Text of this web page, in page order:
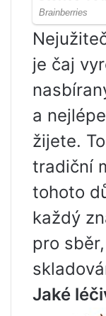
je čaj
a
žijete.
tradiční
tohoto
každý
pro
Jaké